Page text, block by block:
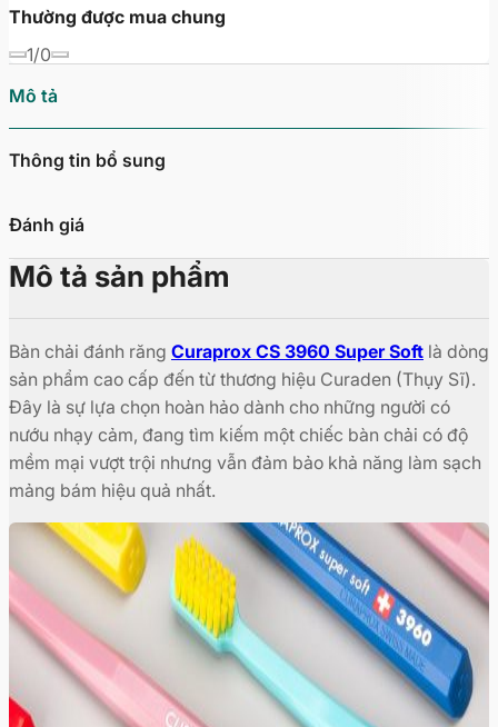
Thường được mua chung
1/0
Mô tả
Thông tin bổ sung
Đánh giá
Mô tả sản phẩm
Bàn chải đánh răng Curaprox CS 3960 Super Soft là dòng
sản phẩm cao cấp đến từ thương hiệu Curaden (Thụy Sĩ).
Đây là sự lựa chọn hoàn hảo dành cho những người có
nướu nhạy cảm, đang tìm kiếm một chiếc bàn chải có độ
mềm mại vượt trội nhưng vẫn đảm bảo khả năng làm sạch
mảng bám hiệu quả nhất.